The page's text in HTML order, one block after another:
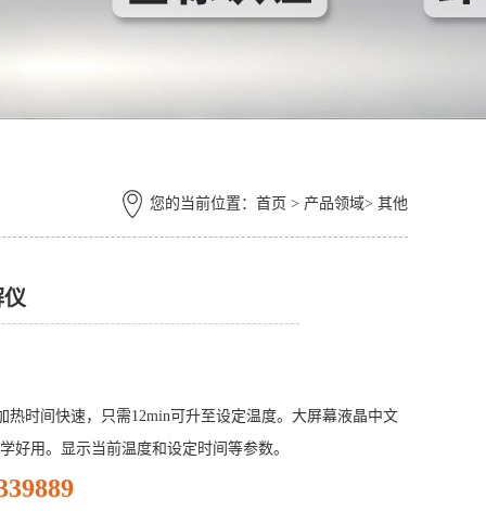
您的当前位置： 首页 > 产品领域> 其他
热时间快速，只需12min可升至设定温度。大屏幕液晶中文
好用。显示当前温度和设定时间等参数。